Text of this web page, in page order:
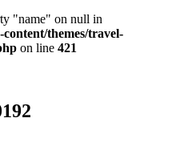
"name" on null in
themes/travel-
on line 421